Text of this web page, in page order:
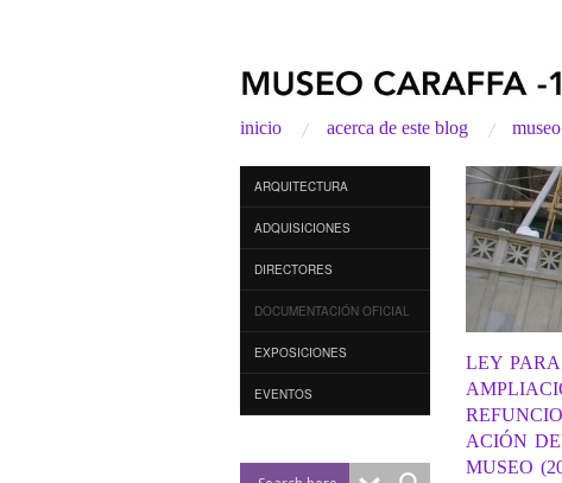
inicio acerca de este blog
ARQUITECTURA
ADQUISICIONES
DIRECTORES
DOCUMENTACIÓN OFICIAL
EXPOSICIONES
EVENTOS
LEY
ACIÓN
MUSEO